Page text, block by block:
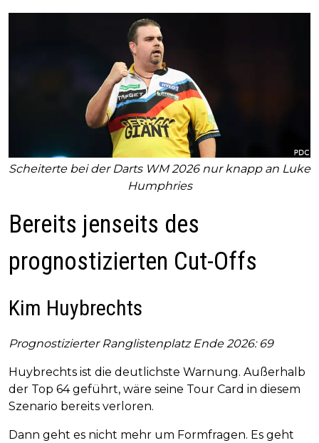
Scheiterte bei der Darts WM 2026 nur knapp an Luke
Humphries
Bereits jenseits des
prognostizierten Cut-Offs
Kim Huybrechts
Prognostizierter Ranglistenplatz Ende 2026: 69
Huybrechts ist die deutlichste Warnung. Außerhalb
der Top 64 geführt, wäre seine Tour Card in diesem
Szenario bereits verloren.
Dann geht es nicht mehr um Formfragen. Es geht